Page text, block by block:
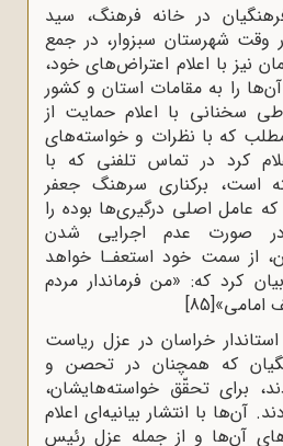
در خانه فرهنگ، سید
وقت شهرستان سبزوار، در جمع
نیز با اعلام اعتراض‌های خود،
را به مقامات استان و کشور
سخنانی با اعلام حمایت از
که با نظرات و خواسته‌های
کرد در تماس تلفنی که با
است، برکناری سرهنگ جعفر
عامل اصلی درگیری‌ها بوده را
صورت عدم اجرایی شدن
از سمت خود استعفـا خواهد
کرد که: «من فرماندار مردم
امامی»[85]
خراسان در عزل ریاست
که همچنان در تحصن و
برای تحقّق خواسته‌هایشان،
آن‌ها با انتشار بیانیه‌ای اعلام
آن‌ها و از جمله عزل رئیس